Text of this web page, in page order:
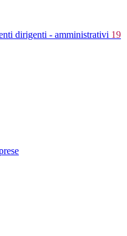
dirigenti - amministrativi 19